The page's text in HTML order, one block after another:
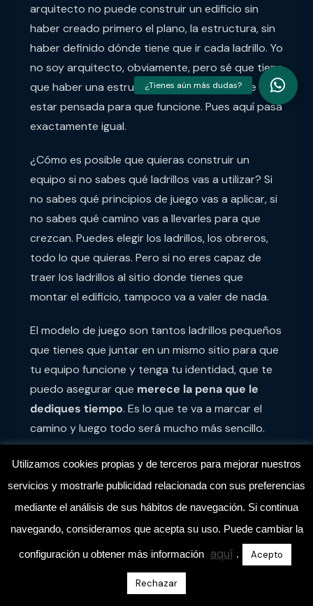
arquitecto no puede construir un edificio sin
haber creado primero el plano, la estructura, sin
haber definido dónde tiene que ir cada ladrillo. Yo
no soy arquitecto, obviamente, pero sé que tiene
que haber una estructura y cada cosa tiene que
estar pensada para que funcione. Pues aquí pasa
exactamente igual.
¿Cómo es posible que quieras construir un
equipo si no sabes qué ladrillos vas a utilizar? Si
no sabes qué principios de juego vas a aplicar, si
no sabes qué camino vas a llevarles para que
crezcan. Puedes elegir los ladrillos, los obreros,
todo lo que quieras. Pero si no eres capaz de
traer los ladrillos al sitio donde tienes que
montar el edificio, tampoco va a valer de nada.
El modelo de juego son tantos ladrillos pequeños
que tienes que juntar en un mismo sitio para que
tu equipo funcione y tenga tu identidad, que te
puedo asegurar que merece la pena que le
dediques tiempo. Es lo que te va a marcar el
camino y luego todo será mucho más sencillo.
Un arquitecto descansa una vez que ha creado
el plano, se lo ha dado al jefe de obra y empiezan
a ejecutar. Él simplemente va corrigiendo y
entrenadores, somos muy parecidos. Tenemos
nuestro modelo de juego, nuestra planificación,
hemos definido los ejercicios y ahora estamos
pendientes de todo lo que va ocurriendo para
Utilizamos cookies propias y de terceros para mejorar nuestros
servicios y mostrarle publicidad relacionada con sus preferencias
mediante el análisis de sus hábitos de navegación. Si continua
navegando, consideramos que acepta su uso. Puede cambiar la
configuración u obtener más información aquí . Acepto
Rechazar